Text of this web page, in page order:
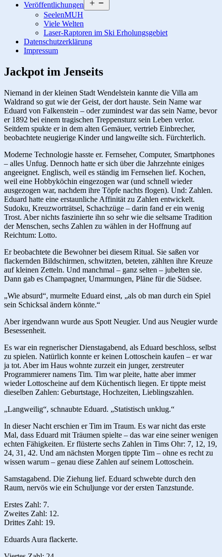
Veröffentlichungen
öffnen
SeelenMUH
Viele Welten
Laser-Raptoren im Ski Erholungsgebiet
Datenschutzerklärung
Impressum
Jackpot im Jenseits
Niemand in der kleinen Stadt Wendelstein kannte die Villa am
Waldrand so gut wie der Geist, der dort hauste. Sein Name war
Eduard von Falkenstein – oder zumindest war das sein Name, bevor
er 1892 bei einem tragischen Treppensturz sein Leben verlor.
Seitdem spukte er in dem alten Gemäuer, vertrieb Einbrecher,
beobachtete neugierige Kinder und langweilte sich. Fürchterlich.
Moderne Technologie hasste er. Fernseher, Computer, Smartphones
– alles Unfug. Dennoch hatte er sich über die Jahrzehnte einiges
angeeignet. Englisch, weil es ständig im Fernsehen lief. Kochen,
weil eine Hobbyköchin eingezogen war (und schnell wieder
ausgezogen war, nachdem ihre Töpfe nachts flogen). Und: Zahlen.
Eduard hatte eine erstaunliche Affinität zu Zahlen entwickelt.
Sudoku, Kreuzworträtsel, Schachzüge – darin fand er ein wenig
Trost. Aber nichts faszinierte ihn so sehr wie die seltsame Tradition
der Menschen, sechs Zahlen zu wählen in der Hoffnung auf
Reichtum: Lotto.
Er beobachtete die Bewohner bei diesem Ritual. Sie saßen vor
flackernden Bildschirmen, schwitzten, beteten, zählten ihre Kreuze
auf kleinen Zetteln. Und manchmal – ganz selten – jubelten sie.
Dann gab es Champagner, Umarmungen, Pläne für die Südsee.
„Wie absurd“, murmelte Eduard einst, „als ob man durch ein Spiel
sein Schicksal ändern könnte.“
Aber irgendwann wurde aus Spott Neugier. Und aus Neugier wurde
Besessenheit.
Es war ein regnerischer Dienstagabend, als Eduard beschloss, selbst
zu spielen. Natürlich konnte er keinen Lottoschein kaufen – er war
ja tot. Aber im Haus wohnte zurzeit ein junger, zerstreuter
Programmierer namens Tim. Tim war pleite, hatte aber immer
wieder Lottoscheine auf dem Küchentisch liegen. Er tippte meist
dieselben Zahlen: Geburtstage, Hochzeiten, Lieblingszahlen.
„Langweilig“, schnaubte Eduard. „Statistisch unklug.“
In dieser Nacht erschien er Tim im Traum. Es war nicht das erste
Mal, dass Eduard mit Träumen spielte – das war eine seiner wenigen
echten Fähigkeiten. Er flüsterte sechs Zahlen in Tims Ohr: 7, 12, 19,
24, 31, 42. Und am nächsten Morgen tippte Tim – ohne es recht zu
wissen warum – genau diese Zahlen auf seinem Lottoschein.
Samstagabend. Die Ziehung lief. Eduard schwebte durch den
Raum, nervös wie ein Schuljunge vor der ersten Tanzstunde.
Erstes Zahl: 7.
Zweites Zahl: 12.
Drittes Zahl: 19.
Eduards Aura flackerte.